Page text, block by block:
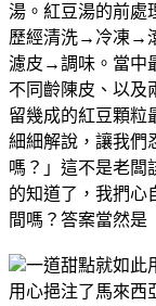
湯。 紅豆湯的前處
歷經清洗→冷凍→
濾皮→調味。 當中
不同齡陳皮、以及
留幾成的紅豆顆粒
細細解說，讓我們
嗎？」這不是老闆
的知道了，我捫心
間嗎？答案當然是
一道甜點就如此
用心挹注了馬來西